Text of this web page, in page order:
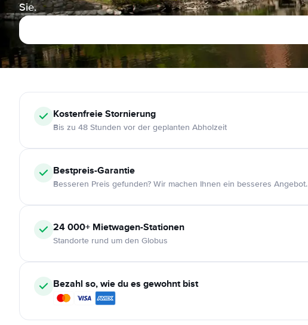
Sie.
KostenfreieStornierung
Bis zu 48 Stunden vor der geplanten Abholzeit
Bestpreis-Garantie
Besseren Preis gefunden? Wir machen Ihnen ein besseres Angebot.
24 000+ Mietwagen-Stationen
Standorte rund um den Globus
Bezahl so, wie du es gewohnt bist